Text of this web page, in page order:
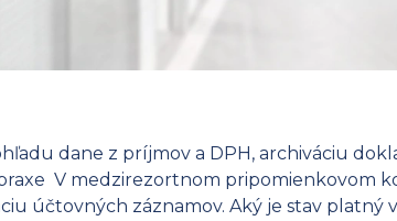
dane z príjmov a DPH, archiváciu
V medzirezortnom pripomienkovom
záznamov. Aký je stav platný v